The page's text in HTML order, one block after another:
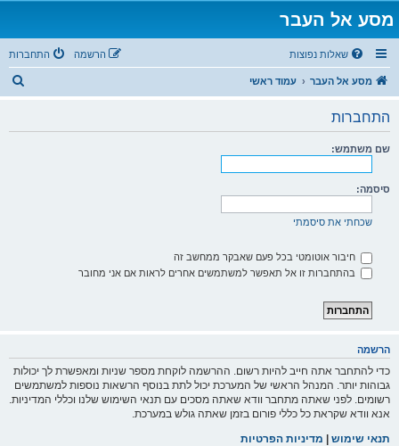
מסע אל העבר
שאלות נפוצות התחברות הרשמה
מסע אל העבר עמוד ראשי
התחברות
שם משתמש:
סיסמה:
שכחתי את סיסמתי
חיבור אוטומטי בכל פעם שאבקר ממחשב זה
בהתחברות זו אל תאפשר למשתמשים אחרים לראות אם אני מחובר
הרשמה
כדי להתחבר אתה חייב להיות רשום. ההרשמה לוקחת מספר שניות ומאפשרת לך יכולות
גבוהות יותר. המנהל הראשי של המערכת יכול לתת בנוסף הרשאות נוספות למשתמשים
רשומים. לפני שאתה מתחבר וודא שאתה מסכים עם תנאי השימוש שלנו וכללי המדיניות.
אנא וודא שקראת כל כללי פורום בזמן שאתה גולש במערכת.
תנאי שימוש | מדיניות הפרטיות